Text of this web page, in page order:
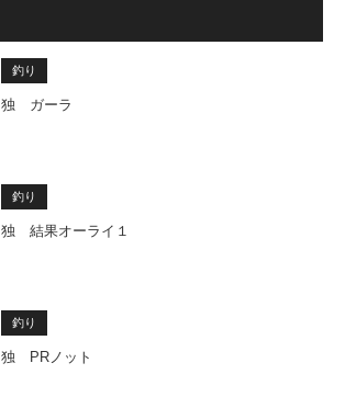
釣り
独 ガーラ
釣り
独 結果オーライ１
釣り
独 PRノット